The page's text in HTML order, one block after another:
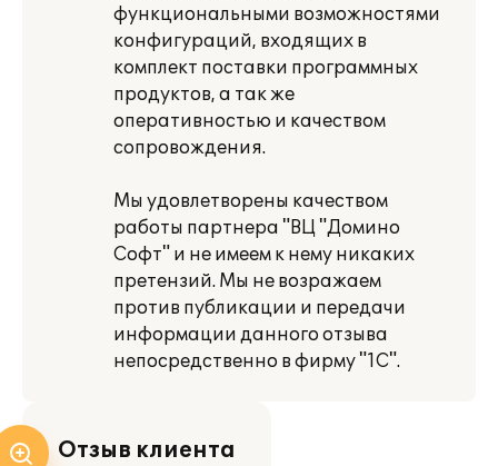
функциональными возможностями
конфигураций, входящих в
комплект поставки программных
продуктов, а так же
оперативностью и качеством
сопровождения.
Мы удовлетворены качеством
работы партнера "ВЦ "Домино
Софт" и не имеем к нему никаких
претензий. Мы не возражаем
против публикации и передачи
информации данного отзыва
непосредственно в фирму "1С".
Отзыв клиента